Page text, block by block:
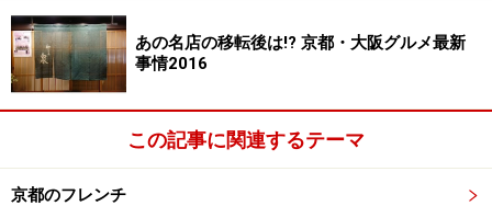
あの名店の移転後は!? 京都・大阪グルメ最新
事情2016
この記事に関連するテーマ
京都のフレンチ